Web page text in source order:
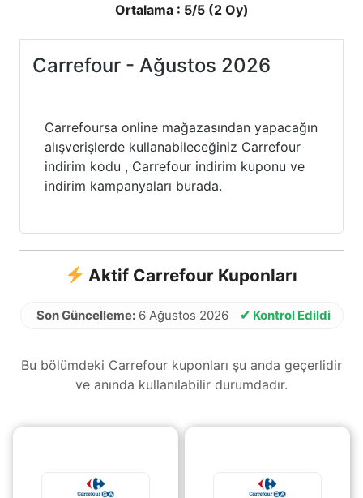
Ortalama : 5/5 (2Oy)
Carrefour - Ağustos 2026
Carrefoursa online mağazasından yapacağın
alışverişlerde kullanabileceğiniz Carrefour
indirim kodu , Carrefour indirim kuponu ve
indirim kampanyaları burada.
Aktif Carrefour Kuponları
Son Güncelleme:6 Ağustos 2026 ✔ Kontrol Edildi
Bu bölümdeki Carrefour kuponları şu anda geçerlidir
ve anında kullanılabilir durumdadır.